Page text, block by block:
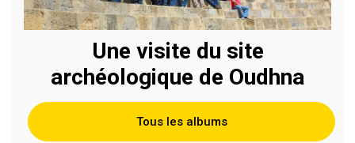
Une visite du site
archéologique de Oudhna
Tous les albums